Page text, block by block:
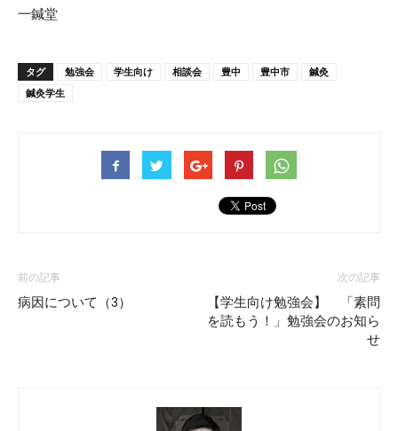
一鍼堂
タグ 勉強会 学生向け 相談会 豊中 豊中市
鍼灸
鍼灸学生
前の記事
病因について（3）
次の記事
【学生向け勉強会】 「素問
を読もう！」勉強会のお知ら
せ